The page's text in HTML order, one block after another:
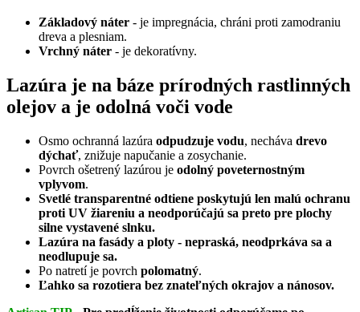
Základový náter - je impregnácia, chráni proti zamodraniu
dreva a plesniam.
Vrchný náter - je dekoratívny.
Lazúra je na báze prírodných rastlinných
olejov a je odolná voči vode
Osmo ochranná lazúra odpudzuje vodu, necháva drevo
dýchať, znižuje napučanie a zosychanie.
Povrch ošetrený lazúrou je odolný poveternostným
vplyvom.
Svetlé transparentné odtiene poskytujú len malú ochranu
proti UV žiareniu a neodporúčajú sa preto pre plochy
silne vystavené slnku.
Lazúra na fasády a ploty - nepraská, neodprkáva sa a
neodlupuje sa.
Po natretí je povrch polomatný.
Ľahko sa rozotiera bez znateľných okrajov a nánosov.